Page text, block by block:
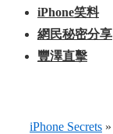
iPhone笑料
網民秘密分享
豐澤直擊
iPhone Secrets »